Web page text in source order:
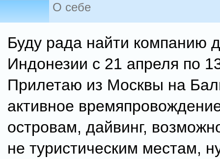
О себе
Буду рада найти компанию
Индонезии с 21 апреля по
Прилетаю из Москвы на
активное
островам, дайвинг,
не туристическим местам,